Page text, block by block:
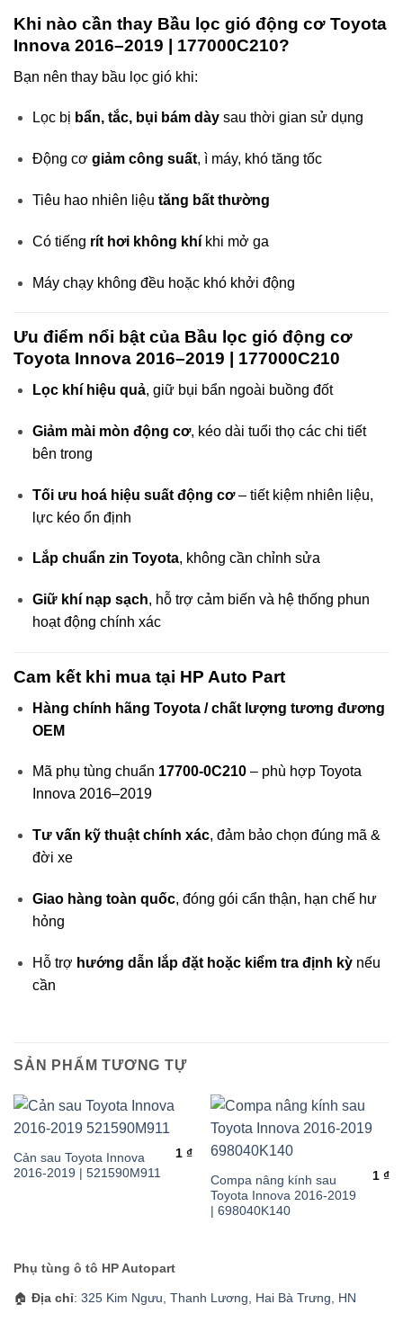
Khi nào cần thay Bầu lọc gió động cơ Toyota
Innova 2016–2019 | 177000C210?
Bạn nên thay bầu lọc gió khi:
Lọc bị bẩn, tắc, bụi bám dàysau thời gian sử dụng
Động cơ giảm công suất, ì máy, khó tăng tốc
Tiêu hao nhiên liệu tăng bất thường
Có tiếng rít hơi không khíkhi mở ga
Máy chạy không đều hoặc khó khởi động
Ưu điểm nổi bật của Bầu lọc gió động cơ
Toyota Innova 2016–2019 | 177000C210
Lọc khí hiệu quả, giữ bụi bẩn ngoài buồng đốt
Giảm mài mòn động cơ, kéo dài tuổi thọ các chi tiết
bên trong
Tối ưu hoá hiệu suất động cơ– tiết kiệm nhiên liệu,
lực kéo ổn định
Lắp chuẩn zin Toyota, không cần chỉnh sửa
Giữ khí nạp sạch, hỗ trợ cảm biến và hệ thống phun
hoạt động chính xác
Cam kết khi mua tại HP Auto Part
Hàng chính hãng Toyota / chất lượng tương đương
OEM
Mã phụ tùng chuẩn 17700-0C210– phù hợp Toyota
Innova 2016–2019
Tư vấn kỹ thuật chính xác, đảm bảo chọn đúng mã &
đời xe
Giao hàng toàn quốc, đóng gói cẩn thận, hạn chế hư
hỏng
Hỗ trợ hướng dẫn lắp đặt hoặc kiểm tra định kỳnếu
cần
SẢN PHẨM TƯƠNG TỰ
Cản sau Toyota Innova
2016-2019 | 521590M911
1₫
Compa nâng kính sau
Toyota Innova 2016-2019
| 698040K140
1₫
Phụ tùng ô tô HP Autopart
🏠 Địa chỉ: 325 Kim Ngưu, Thanh Lương, Hai Bà Trưng, HN